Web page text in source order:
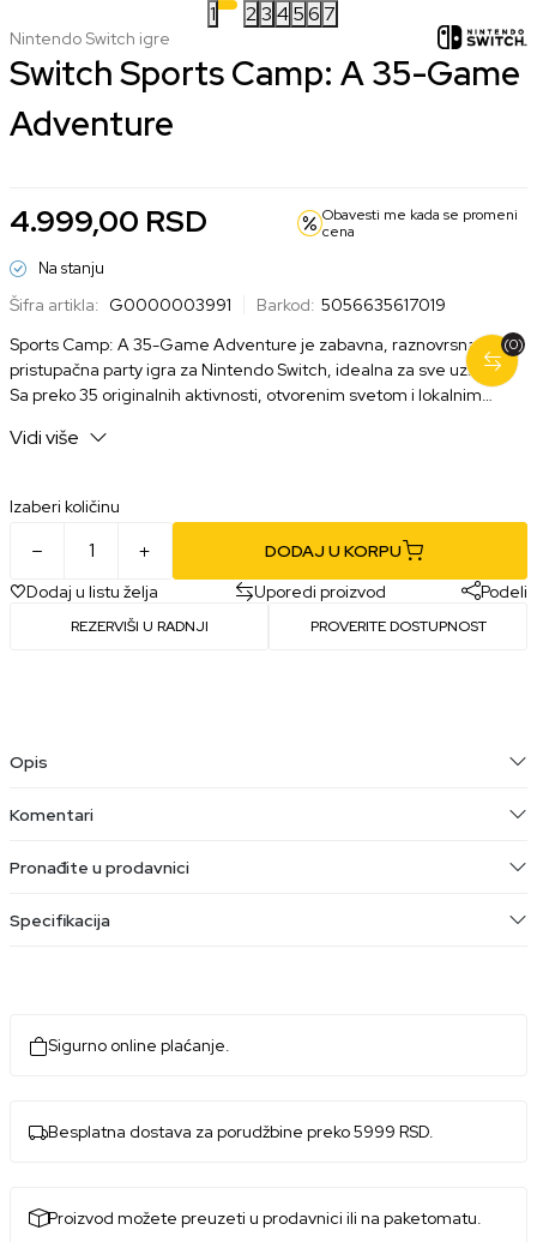
1 2 3 4 56 7
Nintendo Switch igre
Switch Sports Camp: A 35-Game
Adventure
4.999,00 RSD
Obavesti me kada se promeni
cena
Na stanju
Šifra artikla: G0000003991 Barkod: 5056635617019
Sports Camp: A 35-Game Adventure je zabavna, raznovrsna i
pristupačna party igra za Nintendo Switch, idealna za sve uzraste.
Sa preko 35 originalnih aktivnosti, otvorenim svetom i lokalnim
letnjem kampu punom iznenađenja
Vidi više
Izaberi količinu
DODAJ U KORPU
Dodaj u listu želja
Uporedi proizvod Podeli
REZERVIŠI U RADNJI PROVERITE DOSTUPNOST
(0)
Opis
Komentari
Pronađite u prodavnici
Specifikacija
Sigurno online plaćanje.
Besplatna dostava za porudžbine preko 5999 RSD.
Proizvod možete preuzeti u prodavnici ili na paketomatu.